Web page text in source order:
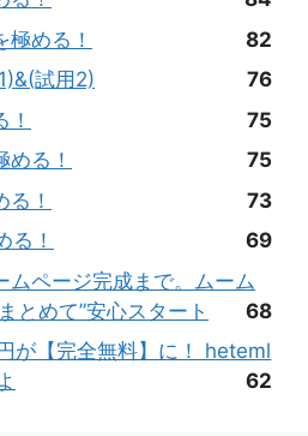
める！
82
試用2)
76
75
る！
75
！
73
る！
69
ムページ完成まで。ムーム
とめて”安心スタート
68
が【完全無料】に！ heteml
62